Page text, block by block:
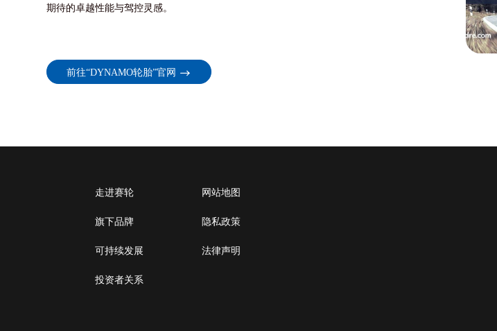
期待的卓越性能与驾控灵感。
前往“DYNAMO轮胎”官网
走进赛轮
旗下品牌
可持续发展
投资者关系
网站地图
隐私政策
法律声明